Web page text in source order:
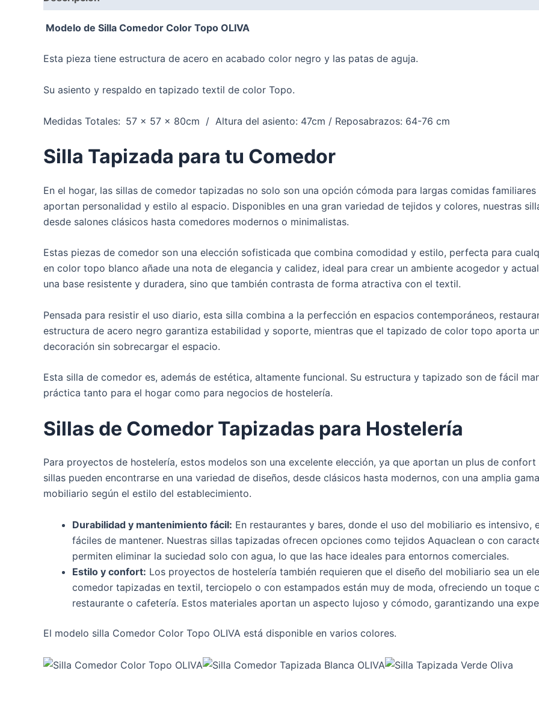
Modelo de Silla Comedor Color Topo OLIVA
Esta pieza tiene estructura de acero en acabado color negro y las patas de aguja.
Su asiento y respaldo en tapizado textil de color Topo.
Medidas Totales: 57 x 57 x 80cm / Altura del asiento: 47cm / Reposabrazos: 64-76 cm
Silla Tapizada para tu Comedor
En el hogar, las sillas de comedor tapizadas no solo son una opción cómoda para largas comidas
aportan personalidad y estilo al espacio. Disponibles en una gran variedad de tejidos y colores, nuestras
desde salones clásicos hasta comedores modernos o minimalistas.
Estas piezas de comedor son una elección sofisticada que combina comodidad y estilo, perfecta para
en color topo blanco añade una nota de elegancia y calidez, ideal para crear un ambiente acogedor y
una base resistente y duradera, sino que también contrasta de forma atractiva con el textil.
Pensada para resistir el uso diario, esta silla combina a la perfección en espacios contemporáneos,
estructura de acero negro garantiza estabilidad y soporte, mientras que el tapizado de color topo aporta
decoración sin sobrecargar el espacio.
Esta silla de comedor es, además de estética, altamente funcional. Su estructura y tapizado son de fácil
práctica tanto para el hogar como para negocios de hostelería.
Sillas de Comedor Tapizadas para Hostelería
Para proyectos de hostelería, estos modelos son una excelente elección, ya que aportan un plus de
sillas pueden encontrarse en una variedad de diseños, desde clásicos hasta modernos, con una amplia
mobiliario según el estilo del establecimiento.
Durabilidad y mantenimiento fácil: En restaurantes y bares, donde el uso del mobiliario es intensivo,
fáciles de mantener. Nuestras sillas tapizadas ofrecen opciones como tejidos Aquaclean o con
permiten eliminar la suciedad solo con agua, lo que las hace ideales para entornos comerciales.
Estilo y confort: Los proyectos de hostelería también requieren que el diseño del mobiliario sea un
comedor tapizadas en textil, terciopelo o con estampados están muy de moda, ofreciendo un toque
restaurante o cafetería. Estos materiales aportan un aspecto lujoso y cómodo, garantizando una
El modelo silla Comedor Color Topo OLIVA está disponible en varios colores.